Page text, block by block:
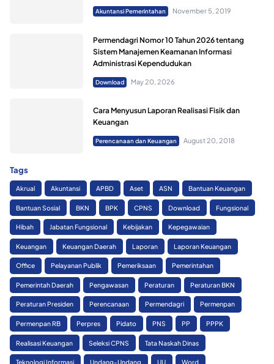
Akuntansi Pemerintahan November 5, 2019
Permendagri Nomor 10 Tahun 2026 tentang
Sistem Manajemen Keamanan Informasi
Administrasi Kependudukan
Download May 20, 2026
Cara Menyusun Laporan Realisasi Fisik dan
Keuangan
Perencanaan dan Keuangan August 20, 2018
Tags
Akrual Akuntansi APBD Aset ASN Bantuan Keuangan
Bantuan Sosial BKN BPK CPNS Download Fungsional
Hibah Jabatan Fungsional Kebijakan Kepegawaian
Keuangan Keuangan Daerah Laporan Laporan Keuangan
Office Pelayanan Publik Pemeriksaan Pemerintahan
Pemerintah Daerah Pengawasan Peraturan Peraturan BKN
Peraturan Presiden Perencanaan Permendagri Permenpan
Permenpan RB Perpres Pidato PNS PP PPPK
Realisasi Keuangan Seleksi CPNS Tata Naskah Dinas
Teknologi Informasi Undang-Undang UU Word